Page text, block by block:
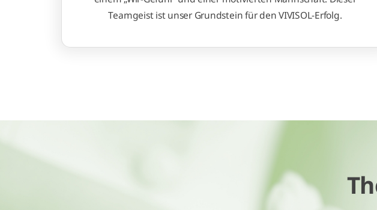
Teamgeist ist unser Grundstein für den VIVISOL-Erfolg.